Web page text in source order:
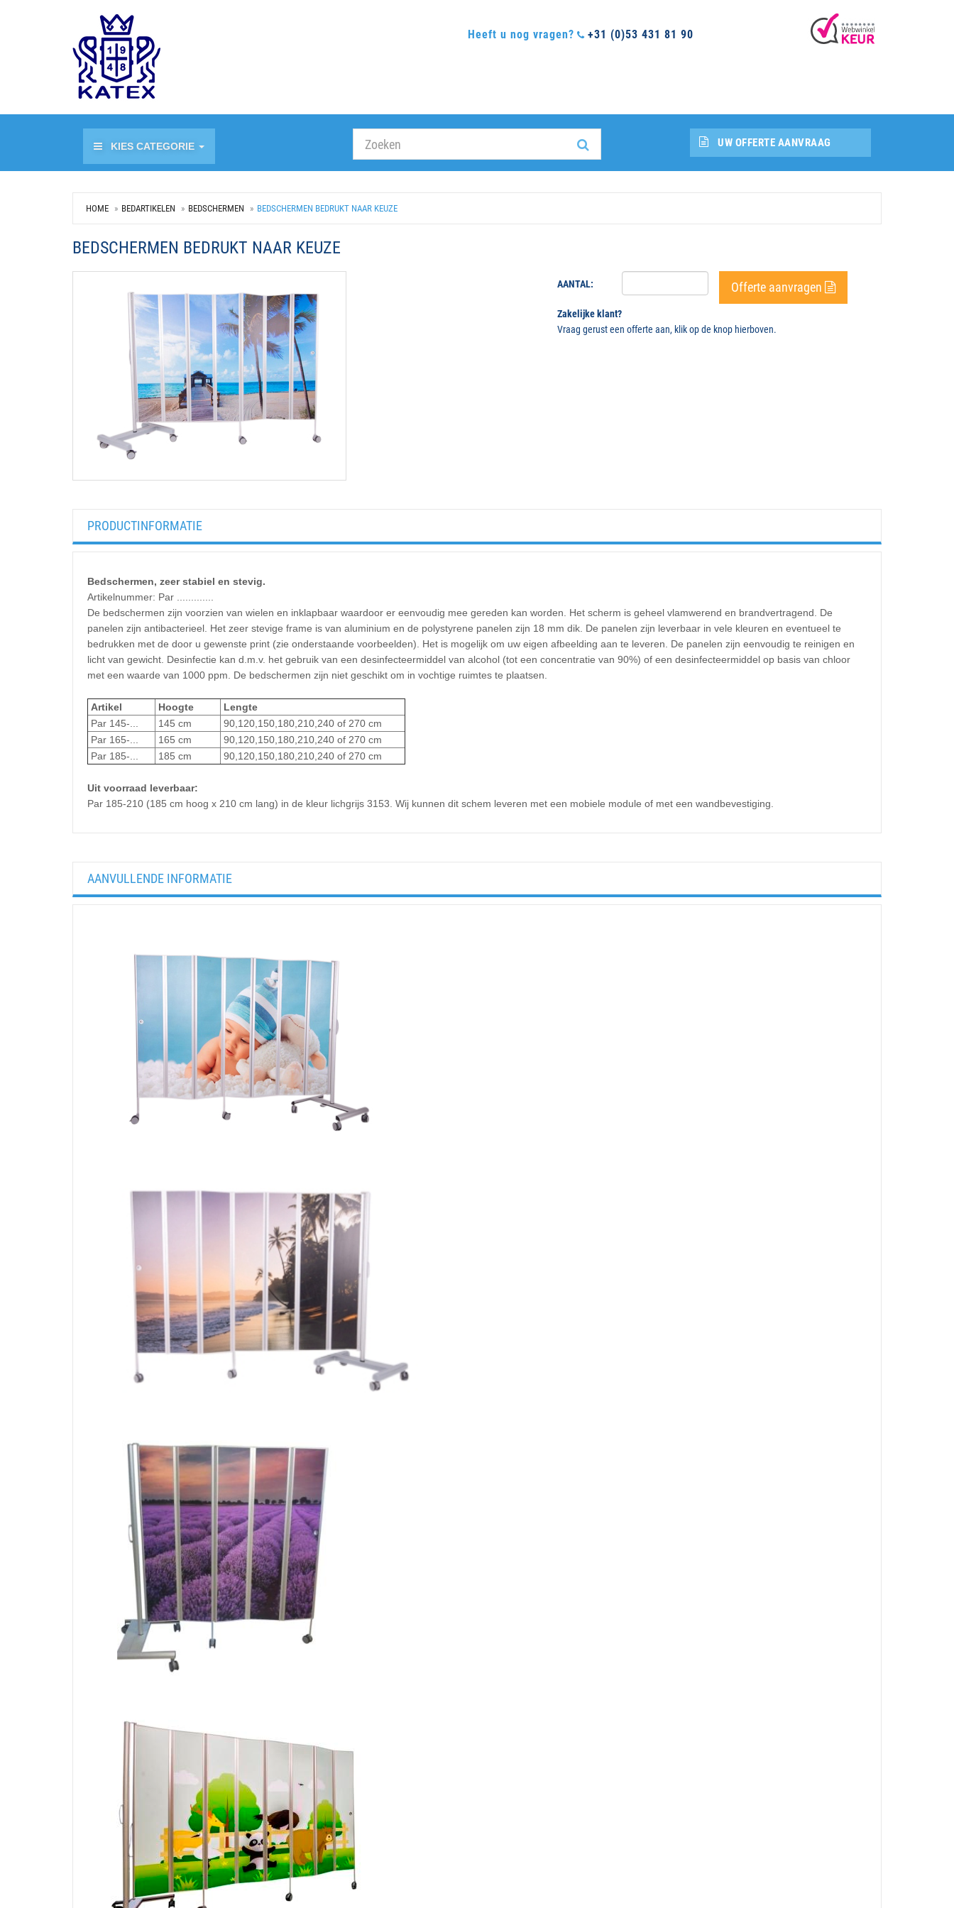
Heeft u nog vragen? +31 (0)53 431 81 90
KIES CATEGORIE UW OFFERTE AANVRAAG
HOME BEDARTIKELEN BEDSCHERMEN BEDSCHERMEN BEDRUKT NAAR KEUZE
BEDSCHERMEN BEDRUKT NAAR KEUZE
AANTAL: Offerte aanvragen
Zakelijke klant?
Vraag gerust een offerte aan, klik op de knop hierboven.
PRODUCTINFORMATIE
Bedschermen, zeer stabiel en stevig.
Artikelnummer: Par .............
De bedschermen zijn voorzien van wielen en inklapbaar waardoor er eenvoudig mee gereden kan worden. Het scherm is geheel vlamwerend en brandvertragend. De
panelen zijn antibacterieel. Het zeer stevige frame is van aluminium en de polystyrene panelen zijn 18 mm dik. De panelen zijn leverbaar in vele kleuren en eventueel te
bedrukken met de door u gewenste print (zie onderstaande voorbeelden). Het is mogelijk om uw eigen afbeelding aan te leveren. De panelen zijn eenvoudig te reinigen en
licht van gewicht. Desinfectie kan d.m.v. het gebruik van een desinfecteermiddel van alcohol (tot een concentratie van 90%) of een desinfecteermiddel op basis van chloor
met een waarde van 1000 ppm. De bedschermen zijn niet geschikt om in vochtige ruimtes te plaatsen.
Artikel Hoogte
Lengte
Par 145-...
145 cm
90,120,150,180,210,240 of 270 cm
Par 165-...
165 cm
90,120,150,180,210,240 of 270 cm
Par 185-...
185 cm 90,120,150,180,210,240 of 270 cm
Uit voorraad leverbaar:
Par 185-210 (185 cm hoog x 210 cm lang) in de kleur lichgrijs 3153. Wij kunnen dit schem leveren met een mobiele module of met een wandbevestiging.
AANVULLENDE INFORMATIE